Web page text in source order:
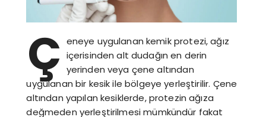
Ç eneye uygulanan kemik protezi, ağız
içerisinden alt dudağın en derin
yerinden veya çene altından
uygulanan bir kesik ile bölgeye yerleştirilir. Çene
altından yapılan kesiklerde, protezin ağıza
değmeden yerleştirilmesi mümkündür fakat